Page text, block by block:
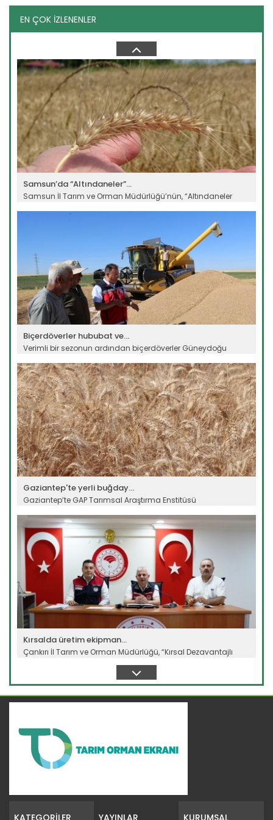
EN ÇOK İZLENENLER
Kars’ta uyarı sistemlerinde...
Kars'ta yapay zeka destekli erken uyarı sistemi üreticiyi
Devamını Oku ->
Samsun’da “Altındaneler”...
Samsun İl Tarım ve Orman Müdürlüğü’nün, “Altındaneler
Biçerdöverler hububat ve...
Verimli bir sezonun ardından biçerdöverler Güneydoğu
Devamını Oku ->
Gaziantep'te yerli buğday...
Gaziantep’te GAP Tarımsal Araştırma Enstitüsü
Devamını Oku ->
Kırsalda üretim ekipman...
Çankırı İl Tarım ve Orman Müdürlüğü, “Kırsal Dezavantajlı
Devamını Oku ->